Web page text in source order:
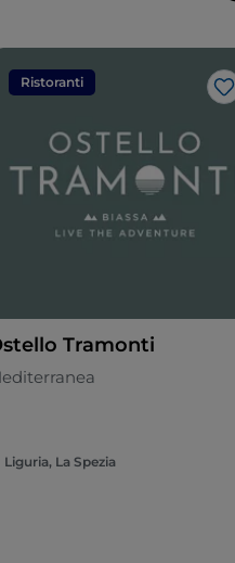
Ristoranti
Tramonti
Liguria, La Spezia